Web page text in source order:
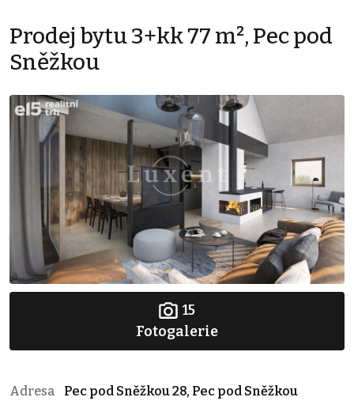
Prodej bytu 3+kk 77 m², Pec pod
Sněžkou
15
Fotogalerie
Adresa
Pec pod Sněžkou 28, Pec pod Sněžkou